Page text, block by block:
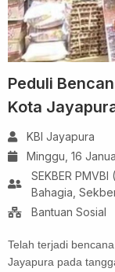
Peduli
Kota
KBI Jayapura
Minggu, 16
SEKBER
Bahagia,
Bantuan Sosial
Telah terjadi
Jayapura pada